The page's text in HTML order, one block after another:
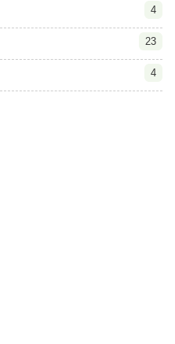
4
23
4